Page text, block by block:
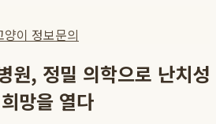
양이 정보문의
원, 정밀 의학으로 난치성
망을 열다